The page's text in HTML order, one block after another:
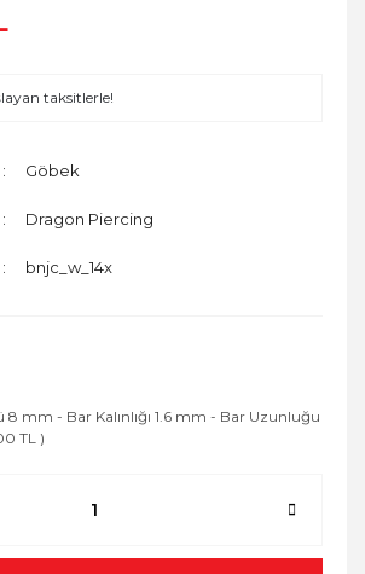
taksitlerle!
Göbek
Dragon Piercing
bnjc_w_14x
mm - Bar Kalınlığı 1.6 mm - Bar Uzunluğu
TL )